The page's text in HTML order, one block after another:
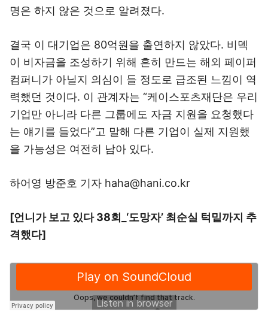
명은 하지 않은 것으로 알려졌다.
결국 이 대기업은 80억원을 출연하지 않았다. 비덱
이 비자금을 조성하기 위해 흔히 만드는 해외 페이퍼
컴퍼니가 아닐지 의심이 들 정도로 급조된 느낌이 역
력했던 것이다. 이 관계자는 “케이스포츠재단은 우리
기업만 아니라 다른 그룹에도 자금 지원을 요청했다
는 얘기를 들었다”고 말해 다른 기업이 실제 지원했
을 가능성은 여전히 남아 있다.
하어영 방준호 기자 haha@hani.co.kr
[언니가 보고 있다 38회_‘도망자’ 최순실 턱밑까지 추
격했다]